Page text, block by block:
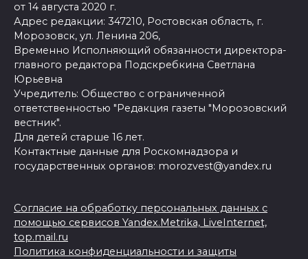
от 14 августа 2020 г.
Адрес редакции: 347210, Ростовская область, г.
Морозовск, ул. Ленина 206,
Временно Исполняющий обязанности директора-
главного редактора Подскребкина Светлана
Юрьевна
Учредитель: Общество с ограниченной
ответственностью "Редакция газеты "Морозовский
вестник".
Для детей старше 16 лет.
Контактные данные для Роскомнадзора и
государственных органов: morozvest@yandex.ru
Согласие на обработку персональных данных с
помощью сервисов Yandex.Metrika, LiveInternet,
top.mail.ru
Политика конфиденциальности и защиты